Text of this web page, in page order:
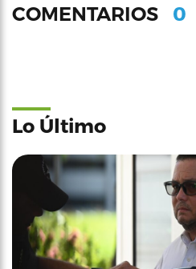
COMENTARIOS 0
Lo Último